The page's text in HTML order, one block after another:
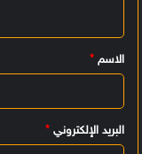
ي
ق
الاسم *
البريد الإلكتروني *